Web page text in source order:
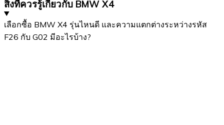
สิ่งที่ควรรู้เกี่ยวกับ BMW X4
เลือกซื้อ BMW X4 รุ่นไหนดี และความแตกต่างระหว่างรหัส
F26 กับ G02 มีอะไรบ้าง?